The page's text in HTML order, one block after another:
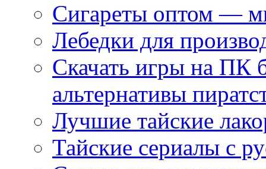
Сигареты оптом —
Лебедки для
Скачать игры на ПК
альтернативы
Лучшие тайские
Тайские сериалы с